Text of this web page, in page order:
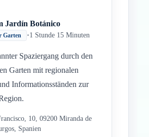
Jardín Botánico
Garten •1 Stunde 15 Minuten
Spaziergang durch den
Garten mit regionalen
Informationsständen zur
10, 09200 Miranda de
Spanien